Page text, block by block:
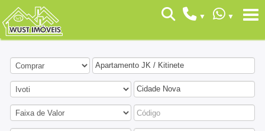
Apartamento JK / Kitinete
Cidade Nova